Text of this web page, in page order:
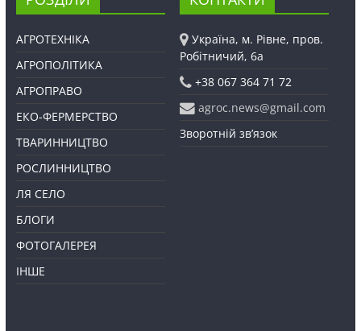
АГРОТЕХНІКА
АГРОПОЛІТИКА
АГРОПРАВО
ЕКО-ФЕРМЕРСТВО
ТВАРИННИЦТВО
РОСЛИННИЦТВО
ЛЯ СЕЛО
БЛОГИ
ФОТОГАЛЕРЕЯ
ІНШЕ
Україна, м. Рівне, пров.
Робітничий, 6а
+38 067 364 71 72
agroc.news@gmail.com
Зворотній зв’язок